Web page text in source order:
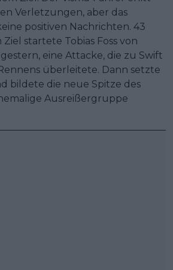
Verletzungen, aber das
positiven Nachrichten. 43
startete Tobias Foss von
eine Attacke, die zu Swift
überleitete. Dann setzte
bildete die neue Spitze des
Ausreißergruppe